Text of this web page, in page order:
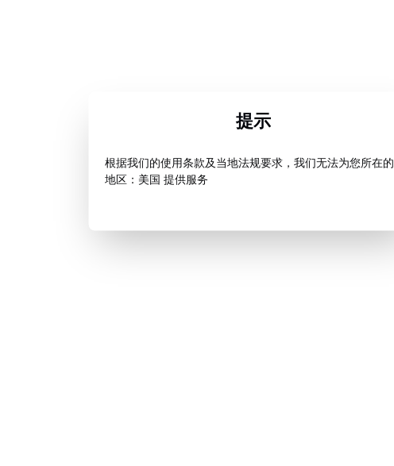
提示
根据我们的使用条款及当地法规要求，我们无法为您所在的
地区：美国 提供服务